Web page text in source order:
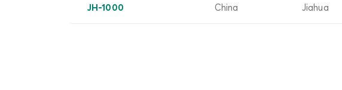
JH-1000 China Jiahua